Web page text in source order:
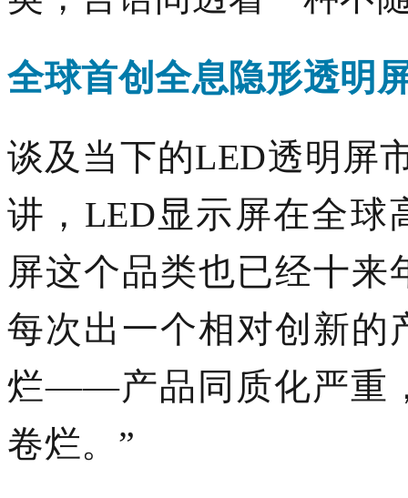
全球首创全息隐形透明
谈及当下的LED透明屏
讲， LED显示屏在全球
屏这个品类也已经十来
每次出一个相对创新的
烂——产品 同质化严重
卷烂。 ”